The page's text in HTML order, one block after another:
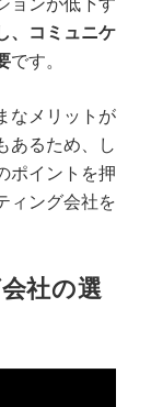
、コミュニケ
です。
なメリットが
あるため、し
ポイントを押
ィング会社を
社の選